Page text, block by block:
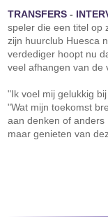
TRANSFERS -
speler die een titel op
zijn huurclub Huesca
verdediger hoopt nu
veel afhangen van de
"Ik voel mij gelukkig
"Wat mijn toekomst
aan denken of
maar genieten van